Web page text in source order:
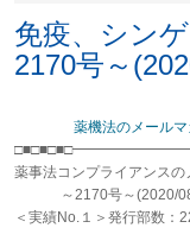
免疫、シン
2170号～
薬機法のメール
薬事法コンプライアンス
～2170号～(2020/08/
＜実績No.１＞発行部数：